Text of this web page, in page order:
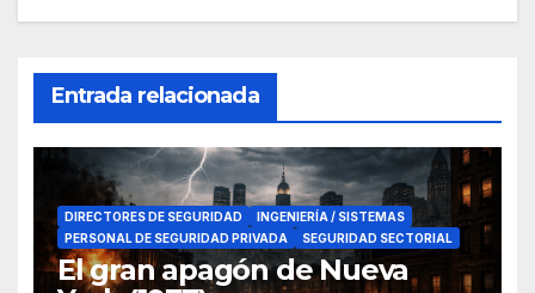
Entrada relacionada
DIRECTORES DE SEGURIDAD
INGENIERÍA / SISTEMAS
PERSONAL DE SEGURIDAD PRIVADA
SEGURIDAD SECTORIAL
El gran apagón de Nueva